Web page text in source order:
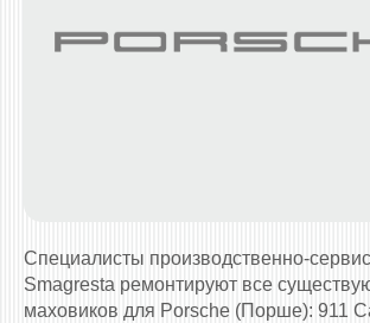
Специалисты производственно-
Smagresta ремонтируют все
маховиков для Porsche (Порше): 911